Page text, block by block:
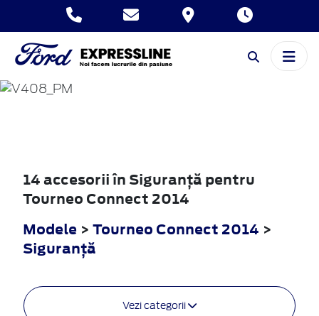
TOURNEO
CONNECT
14 accesorii în Siguranţă pentru
Tourneo Connect 2014
Modele > Tourneo Connect 2014 >
Siguranţă
Vezi categorii